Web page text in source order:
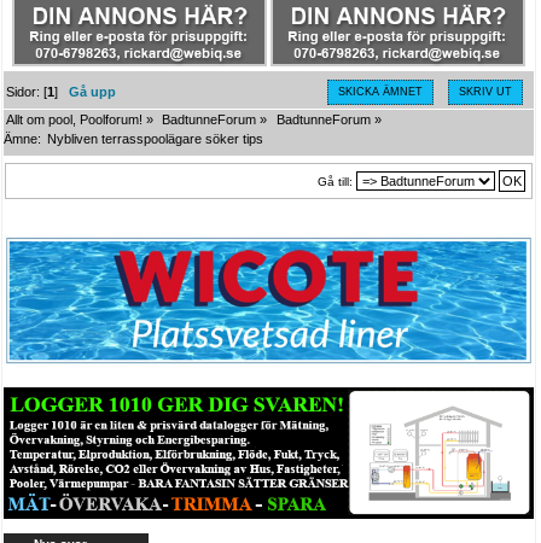
SKICKA ÄMNET SKRIV UT
Sidor: [1]Gå upp
Allt om pool, Poolforum! » BadtunneForum » BadtunneForum»
Ämne: Nybliven terrasspoolägare söker tips
Gå till: